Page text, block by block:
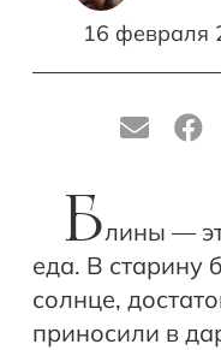
16 февраля
Блины —
еда. В старину
солнце,
приносили в